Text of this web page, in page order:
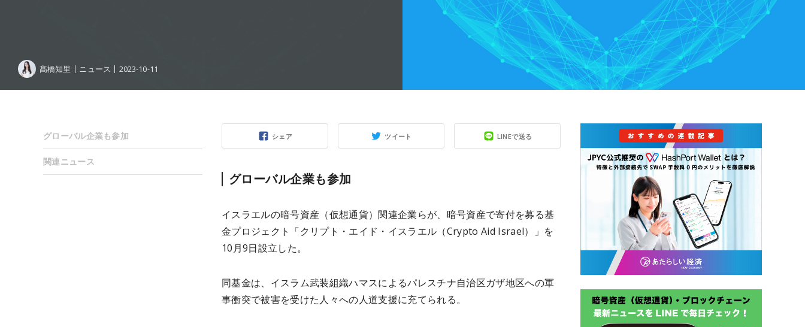
髙橋知里 ニュース 2023-10-11
シェア ツイート LINEで送る
グローバル企業も参加
イスラエルの暗号資産（仮想通貨）関連企業らが、暗号資産で寄付を募る基
金プロジェクト「クリプト・エイド・イスラエル（Crypto Aid Israel）」を
10月9日設立した。
同基金は、イスラム武装組織ハマスによるパレスチナ自治区ガザ地区への軍
事衝突で被害を受けた人々への人道支援に充てられる。
グローバル企業も参加
関連ニュース